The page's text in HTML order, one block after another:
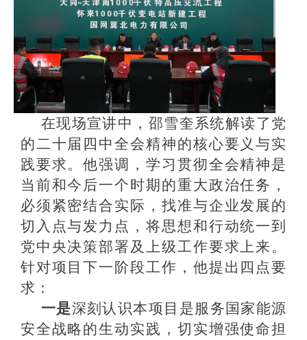
在现场宣讲中，邵雪奎系统解读了党
的二十届四中全会精神的核心要义与实
践要求。他强调，学习贯彻全会精神是
当前和今后一个时期的重大政治任务，
必须紧密结合实际，找准与企业发展的
切入点与发力点，将思想和行动统一到
党中央决策部署及上级工作要求上来。
针对项目下一阶段工作，他提出四点要
求：
一是深刻认识本项目是服务国家能源
安全战略的生动实践，切实增强使命担